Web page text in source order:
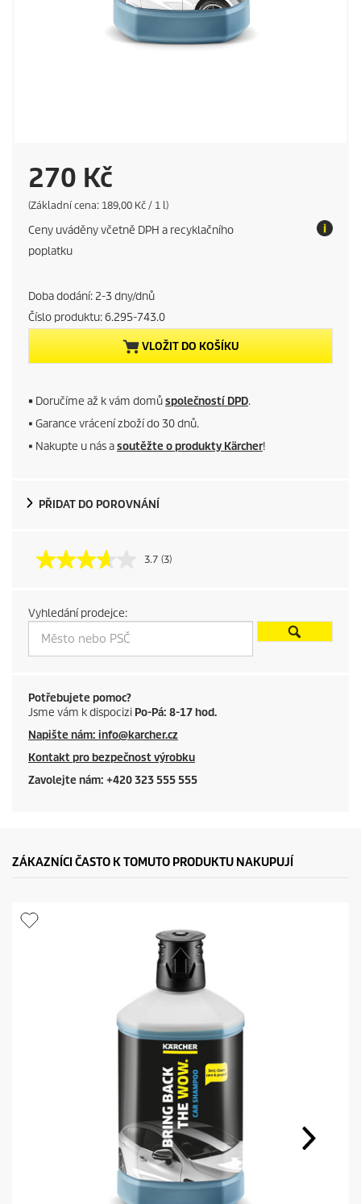
C
u
r
e
n
p
r
d
c
t
p
i
c
e
270 Kč
P
i
c
e
r
u
n
(Základní cena: 189,00 Kč / 1 l)
Ceny uváděny včetně DPH a recyklačního
poplatku
Doba dodání: 2-3 dny/dnů
Číslo produktu:6.295-743.0
VLOŽIT DO KOŠÍKU
■ Doručíme až k vám domůspolečností DPD.
■ Garance vrácení zboží do 30 dnů.
■ Nakupte u nás asoutěžte o produkty Kärcher!
PŘIDAT DO POROVNÁNÍ
3.7 (3)
Vyhledání prodejce:
Potřebujete pomoc?
Jsme vám k dispocizi Po-Pá: 8-17 hod.
Napište nám: info@karcher.cz
Kontakt pro bezpečnost výrobku
Zavolejte nám: +420 323 555 555
ZÁKAZNÍCI ČASTO K TOMUTO PRODUKTU NAKUPUJÍ